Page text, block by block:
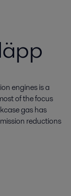
engines is a
of the focus
gas has
reductions